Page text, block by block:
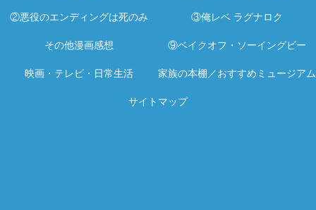
②悪役のエンディングは死のみ ③俺レベ ラグナロク
その他漫画感想 ⑨ベイクオフ・ソーイングビー
映画・テレビ・日常生活 家族の本棚／おすすめミュージアム
サイトマップ